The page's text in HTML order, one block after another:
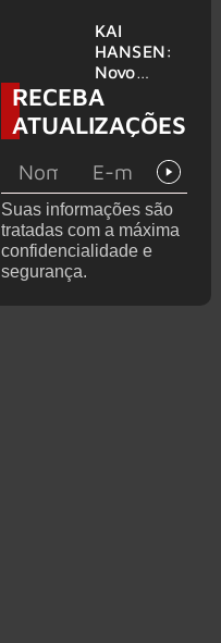
futuro e
levanta
possibilida
de de
deixar os
palcos
KAI
HANSEN:
Novo
single
‘Welcome
To Life’ é
RECEBA
ATUALIZAÇÕES
Suas informações são
tratadas com a máxima
confidencialidade e
segurança.